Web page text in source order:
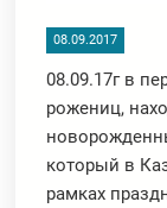
08.09.2017
08.09.17г в
рожениц,
который в
рамках